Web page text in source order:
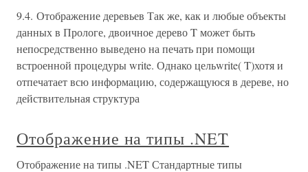
9.4. Отображение деревьев Так же, как и любые объекты
данных в Прологе, двоичное дерево T может быть
непосредственно выведено на печать при помощи
встроенной процедуры write. Однако цельwrite( T)хотя и
отпечатает всю информацию, содержащуюся в дереве, но
действительная структура
Отображение на типы .NET
Отображение на типы .NET Стандартные типы